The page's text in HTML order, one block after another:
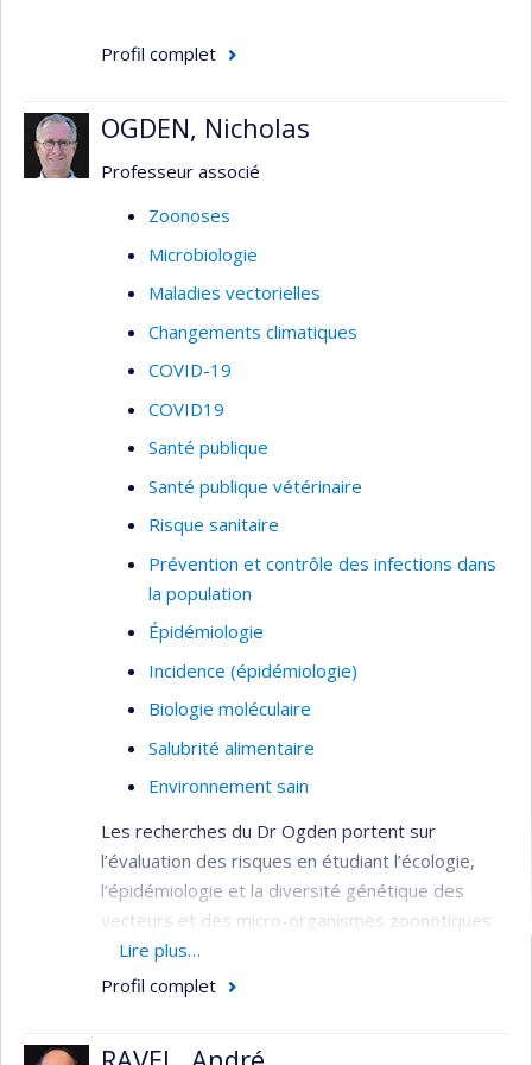
Profil complet
OGDEN, Nicholas
Professeur associé
Zoonoses
Microbiologie
Maladies vectorielles
Changements climatiques
COVID-19
COVID19
Santé publique
Santé publique vétérinaire
Risque sanitaire
Prévention et contrôle des infections dans
la population
Épidémiologie
Incidence (épidémiologie)
Biologie moléculaire
Salubrité alimentaire
Environnement sain
Les recherches du Dr Ogden portent sur
l’évaluation des risques en étudiant l’écologie,
l’épidémiologie et la diversité génétique des
vecteurs et des micro-organismes zoonotiques
et à transmission vectorielle, l’évaluation des
impacts des changements climatiques sur les
Lire plus…
Profil complet